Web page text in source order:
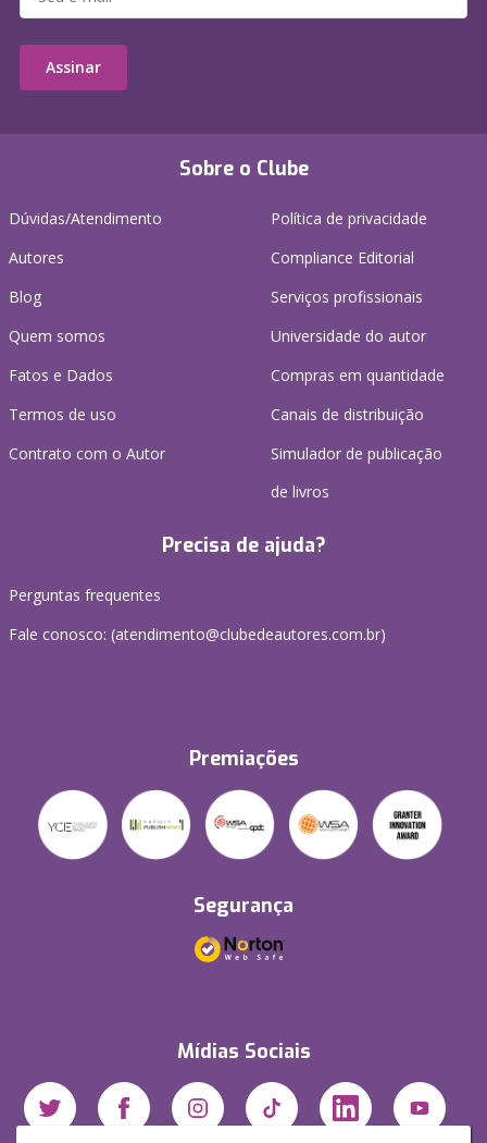
Sobre o Clube
Dúvidas/Atendimento
Autores
Blog
Quem somos
Fatos e Dados
Termos de uso
Contrato com o Autor
Política de privacidade
Compliance Editorial
Serviços profissionais
Universidade do autor
Compras em quantidade
Canais de distribuição
Simulador de publicação
de livros
Precisa de ajuda?
Perguntas frequentes
Fale conosco: (atendimento@clubedeautores.com.br)
Premiações
Segurança
Mídias Sociais
Assinar